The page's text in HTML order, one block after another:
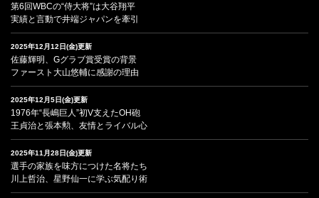
第6回WBCの“侍大将”は大谷翔平
実績と言動で井端ジャパンを牽引
2025年12月12日(金)更新
佐藤輝明、Gグラブ賞受賞の背景
ファースト大山悠輔に感謝の理由
2025年12月5日(金)更新
1976年“長嶋巨人”初V支えたOH砲
王貞治と張本勲、友情とライバル心
2025年11月28日(金)更新
選手の家族を味方につけた名将たち
川上哲治、星野仙一に学ぶ気配り術